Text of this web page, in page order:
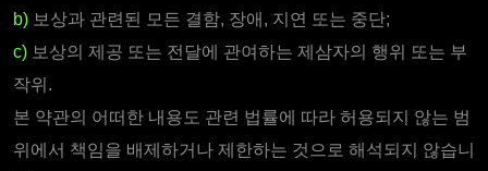
b) 보상과 관련된 모든 결함, 장애, 지연 또는 중단;
c) 보상의 제공 또는 전달에 관여하는 제삼자의 행위 또는 부
작위.
본 약관의 어떠한 내용도 관련 법률에 따라 허용되지 않는 범
위에서 책임을 배제하거나 제한하는 것으로 해석되지 않습니